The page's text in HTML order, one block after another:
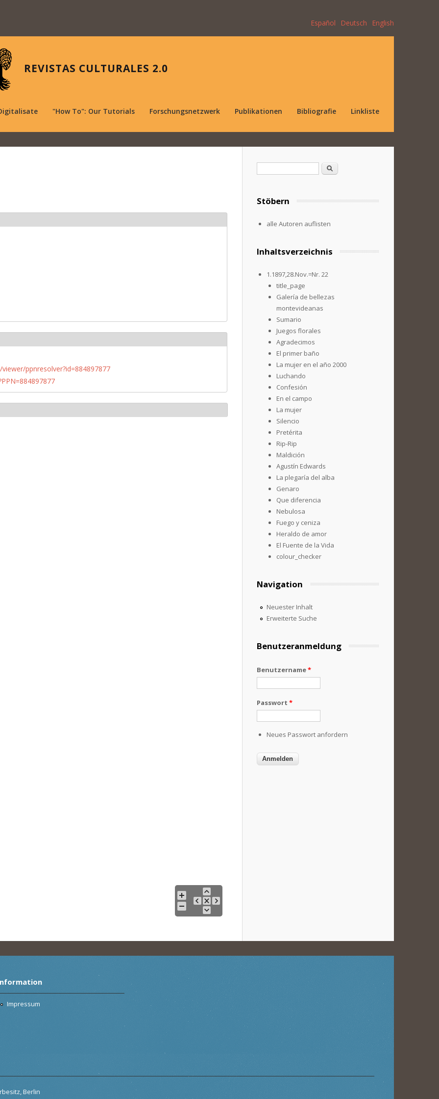
Español Deutsch English
REVISTAS CULTURALES 2.0
"How To": Our Tutorials Forschungsnetzwerk Publikationen Bibliografie Linkliste
ppnresolver?id=884897877
Suche
Stöbern
alle Autoren auflisten
Inhaltsverzeichnis
1.1897,28.Nov.=Nr. 22
title_page
Galería de bellezas
montevideanas
Sumario
Juegos florales
Agradecimos
El primer baño
La mujer en el año 2000
Luchando
Confesión
En el campo
La mujer
Silencio
Pretérita
Rip-Rip
Maldición
Agustín Edwards
La plegaría del alba
Genaro
Que diferencia
Nebulosa
Fuego y ceniza
Heraldo de amor
El Fuente de la Vida
colour_checker
Navigation
Neuester Inhalt
Erweiterte Suche
Benutzeranmeldung
Benutzername*
Passwort *
Neues Passwort anfordern
Impressum
Berlin